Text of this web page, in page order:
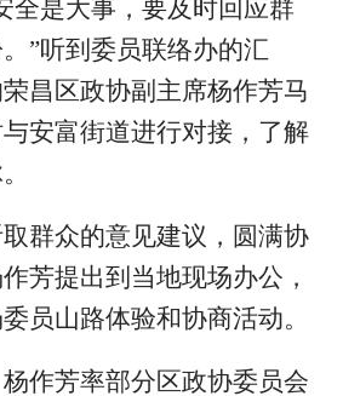
全是大事，要及时回应群
”听到委员联络办的汇
昌区政协副主席杨作芳马
安富街道进行对接，了解
群众的意见建议，圆满协
芳提出到当地现场办公，
员山路体验和协商活动。
作芳率部分区政协委员会